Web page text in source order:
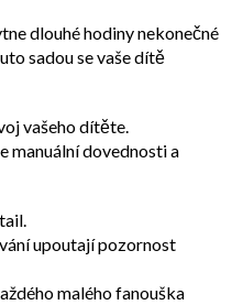
dlouhé hodiny nekonečné
sadou se vaše dítě
vašeho dítěte.
manuální dovednosti a
upoutají pozornost
malého fanouška